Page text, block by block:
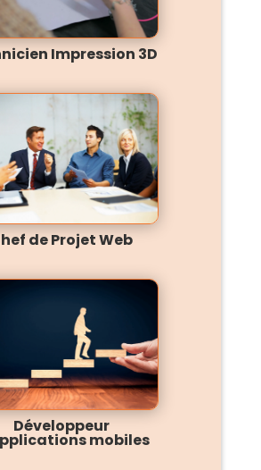
Impression 3D
de Projet Web
Développeur
mobiles